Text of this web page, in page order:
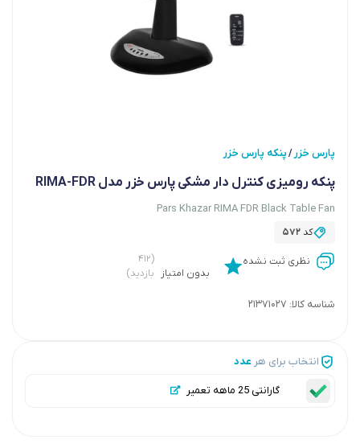
پارس خزر /پنکه پارس خزر
پنکه رومیزی کنترل دار مشکی پارس خزر مدل RIMA-FDR
Pars Khazar RIMA FDR Black Table Fan
کد572
نظری ثبت نشده
بدون امتیاز
(۴۱۲
بازدید)
شناسه کالا: 21371027
انتخاب برای هر عدد
گارانتی 25 ماهه تعمیر